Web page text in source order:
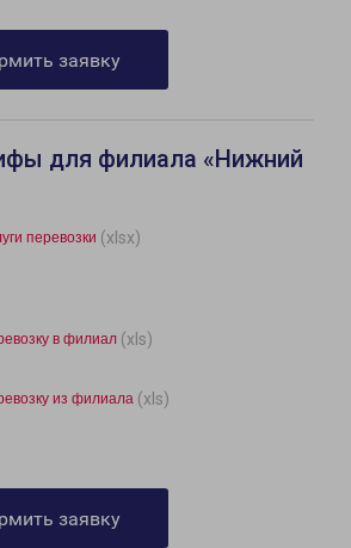
заявку
для филиала «Нижний
перевозки (xlsx)
в филиал (xls)
из филиала (xls)
заявку